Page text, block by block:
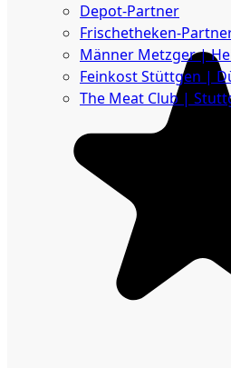
Depot-Partner
Frischetheken-
Männer Metzger |
Feinkost Stüttgen |
The Meat Club |
Geschäftskunden